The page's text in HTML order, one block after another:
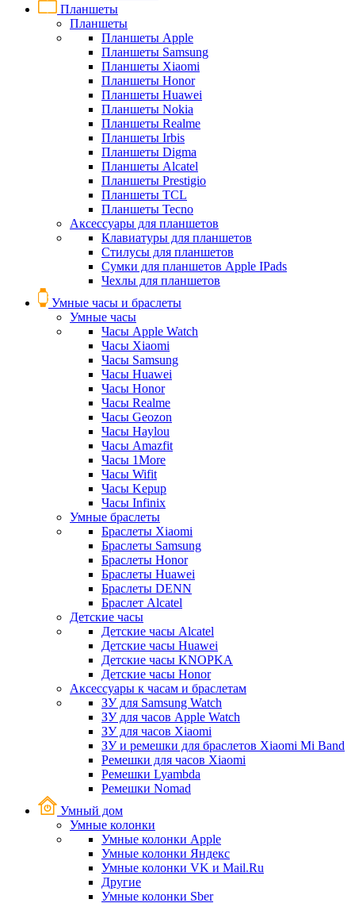
Планшеты
Планшеты
Планшеты Apple
Планшеты Samsung
Планшеты Xiaomi
Планшеты Honor
Планшеты Huawei
Планшеты Nokia
Планшеты Realme
Планшеты Irbis
Планшеты Digma
Планшеты Alcatel
Планшеты Prestigio
Планшеты TCL
Планшеты Tecno
Аксессуары для планшетов
Клавиатуры для планшетов
Стилусы для планшетов
Сумки для планшетов Apple IPads
Чехлы для планшетов
Умные часы и браслеты
Умные часы
Часы Apple Watch
Часы Xiaomi
Часы Samsung
Часы Huawei
Часы Honor
Часы Realme
Часы Geozon
Часы Haylou
Часы Amazfit
Часы 1More
Часы Wifit
Часы Kepup
Часы Infinix
Умные браслеты
Браслеты Xiaomi
Браслеты Samsung
Браслеты Honor
Браслеты Huawei
Браслеты DENN
Браслет Alcatel
Детские часы
Детские часы Alcatel
Детские часы Huawei
Детские часы KNOPKA
Детские часы Honor
Аксессуары к часам и браслетам
ЗУ для Samsung Watch
ЗУ для часов Apple Watch
ЗУ для часов Xiaomi
ЗУ и ремешки для браслетов Xiaomi Mi Band
Ремешки для часов Xiaomi
Ремешки Lyambda
Ремешки Nomad
Умный дом
Умные колонки
Умные колонки Apple
Умные колонки Яндекс
Умные колонки VK и Mail.Ru
Другие
Умные колонки Sber